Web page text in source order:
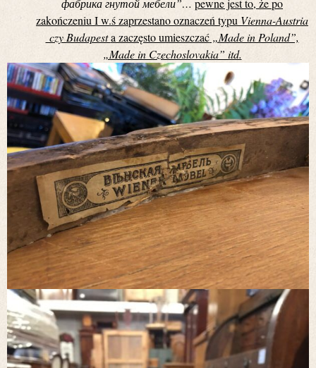
фабрикагнутой мебели”… pewne jest to, że po
zakończeniu I w.ś zaprzestano oznaczeń typu Vienna-Austria
czy Budapesta zaczęsto umieszczać„Made in Poland”,
„Made in Czechoslovakia” itd.